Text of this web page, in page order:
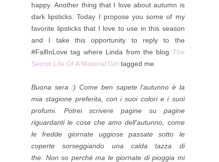
happy.Another thing that I love about autumn is
dark lipsticks. Today I propose you some of my
favorite lipsticks that I love to use in this season
and I take this opportunity to reply to the
#FallInLove tag where Linda from the blog The
Secret Life Of A Material Girl tagged me.
Buona sera :) Come ben sapete l'autunno è la
mia stagione preferita, con i suoi colori e i suoi
profumi. Potrei scrivere pagine su pagine
riguardanti le cose che amo dell'autunno, come
le fredde giornate uggiose passate sotto le
coperte sorseggiando una calda tazza di
the. Non so perché ma le giornate di pioggia mi